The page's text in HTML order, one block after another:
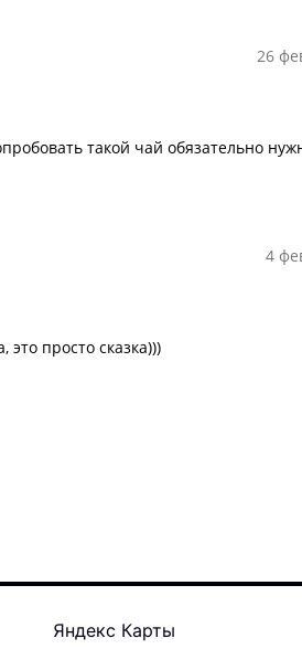
26
такой чай обязательно
4
это просто сказка)))
Яндекс Карты